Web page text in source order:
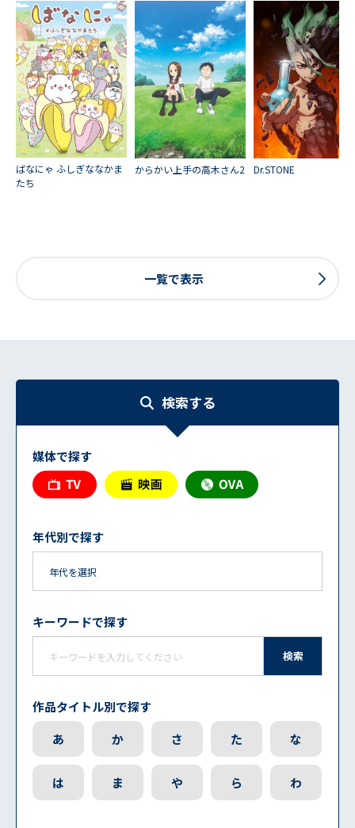
ばなにゃ ふしぎななかま
たち
からかい上手の高木さん2 Dr.STONE
一覧で表示
検索する
媒体で探す
年代別で探す
キーワードで探す
検索
作品タイトル別で探す
あ
か さ た な
は ま や ら わ